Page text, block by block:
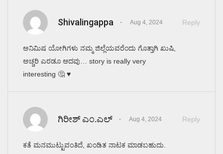
Shivalingappa Aug 4, 2024 Reply
ಅನಿಮಿಷ ಯೋಗಿಗಳು ನಮ್ಮ ಜಿಲ್ಲೆಯವರೆಂದು ಗೊತ್ತಾಗಿ ಖುಷಿ,
ಅಚ್ಚರಿ ಎರಡೂ ಆದವು… story is really very
interesting 🤔 ♥️
ಗಿರೀಶ್ ಎಂ.ಎಲ್ Aug 4, 2024 Reply
ಕತೆ ಮನಮುಟ್ಟುವಂತಿದೆ, ಖಂಡಿತ ನಾಟಕ ಮಾಡಬಹುದು.